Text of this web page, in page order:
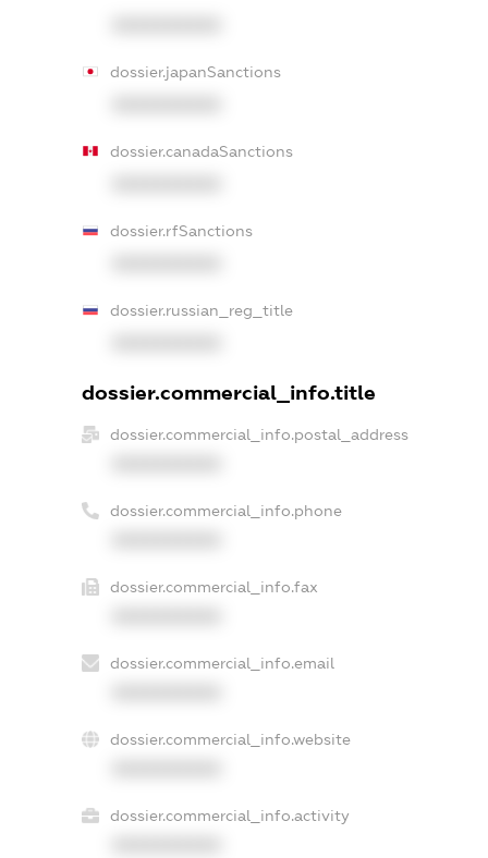
dossier.japanSanctions
dossier.canadaSanctions
dossier.rfSanctions
dossier.russian_reg_title
dossier.commercial_info.title
dossier.commercial_info.postal_address
dossier.commercial_info.phone
dossier.commercial_info.fax
dossier.commercial_info.email
dossier.commercial_info.website
dossier.commercial_info.activity